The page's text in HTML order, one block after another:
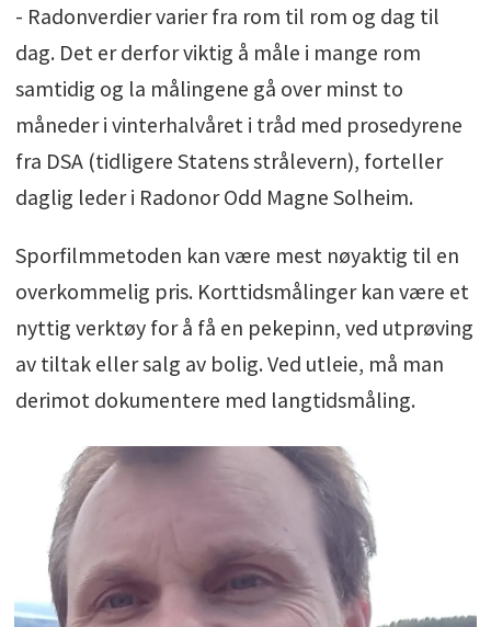
- Radonverdier varier fra rom til rom og dag til
dag. Det er derfor viktig å måle i mange rom
samtidig og la målingene gå over minst to
måneder i vinterhalvåret i tråd med prosedyrene
fra DSA (tidligere Statens strålevern), forteller
daglig leder i Radonor Odd Magne Solheim.
Sporfilmmetoden kan være mest nøyaktig til en
overkommelig pris. Korttidsmålinger kan være et
nyttig verktøy for å få en pekepinn, ved utprøving
av tiltak eller salg av bolig. Ved utleie, må man
derimot dokumentere med langtidsmåling.